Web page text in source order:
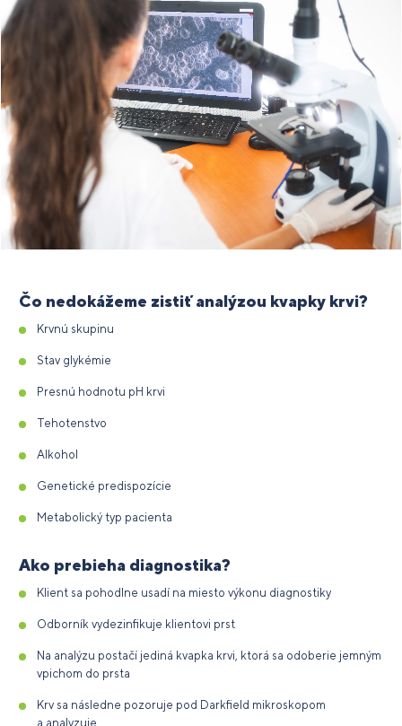
Čo nedokážeme zistiť analýzou kvapky krvi?
Krvnú skupinu
Stav glykémie
Presnú hodnotu pH krvi
Tehotenstvo
Alkohol
Genetické predispozície
Metabolický typ pacienta
Ako prebieha diagnostika?
Klient sa pohodlne usadí na miesto výkonu diagnostiky
Odborník vydezinfikuje klientovi prst
Na analýzu postačí jediná kvapka krvi, ktorá sa odoberie jemným
vpichom do prsta
Krv sa následne pozoruje pod Darkfield mikroskopom
a analyzuje